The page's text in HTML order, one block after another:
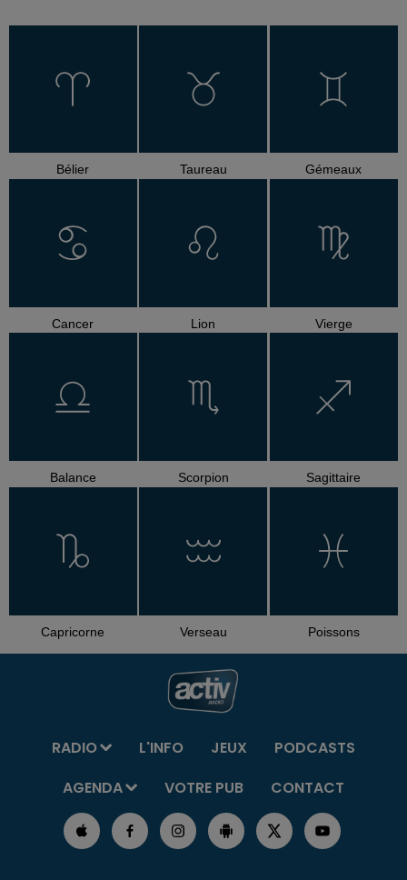
Bélier Taureau Gémeaux
Cancer Lion Vierge
Balance Scorpion Sagittaire
Capricorne Verseau Poissons
RADIO L'INFO JEUX
PODCASTS
AGENDA
VOTRE PUB CONTACT